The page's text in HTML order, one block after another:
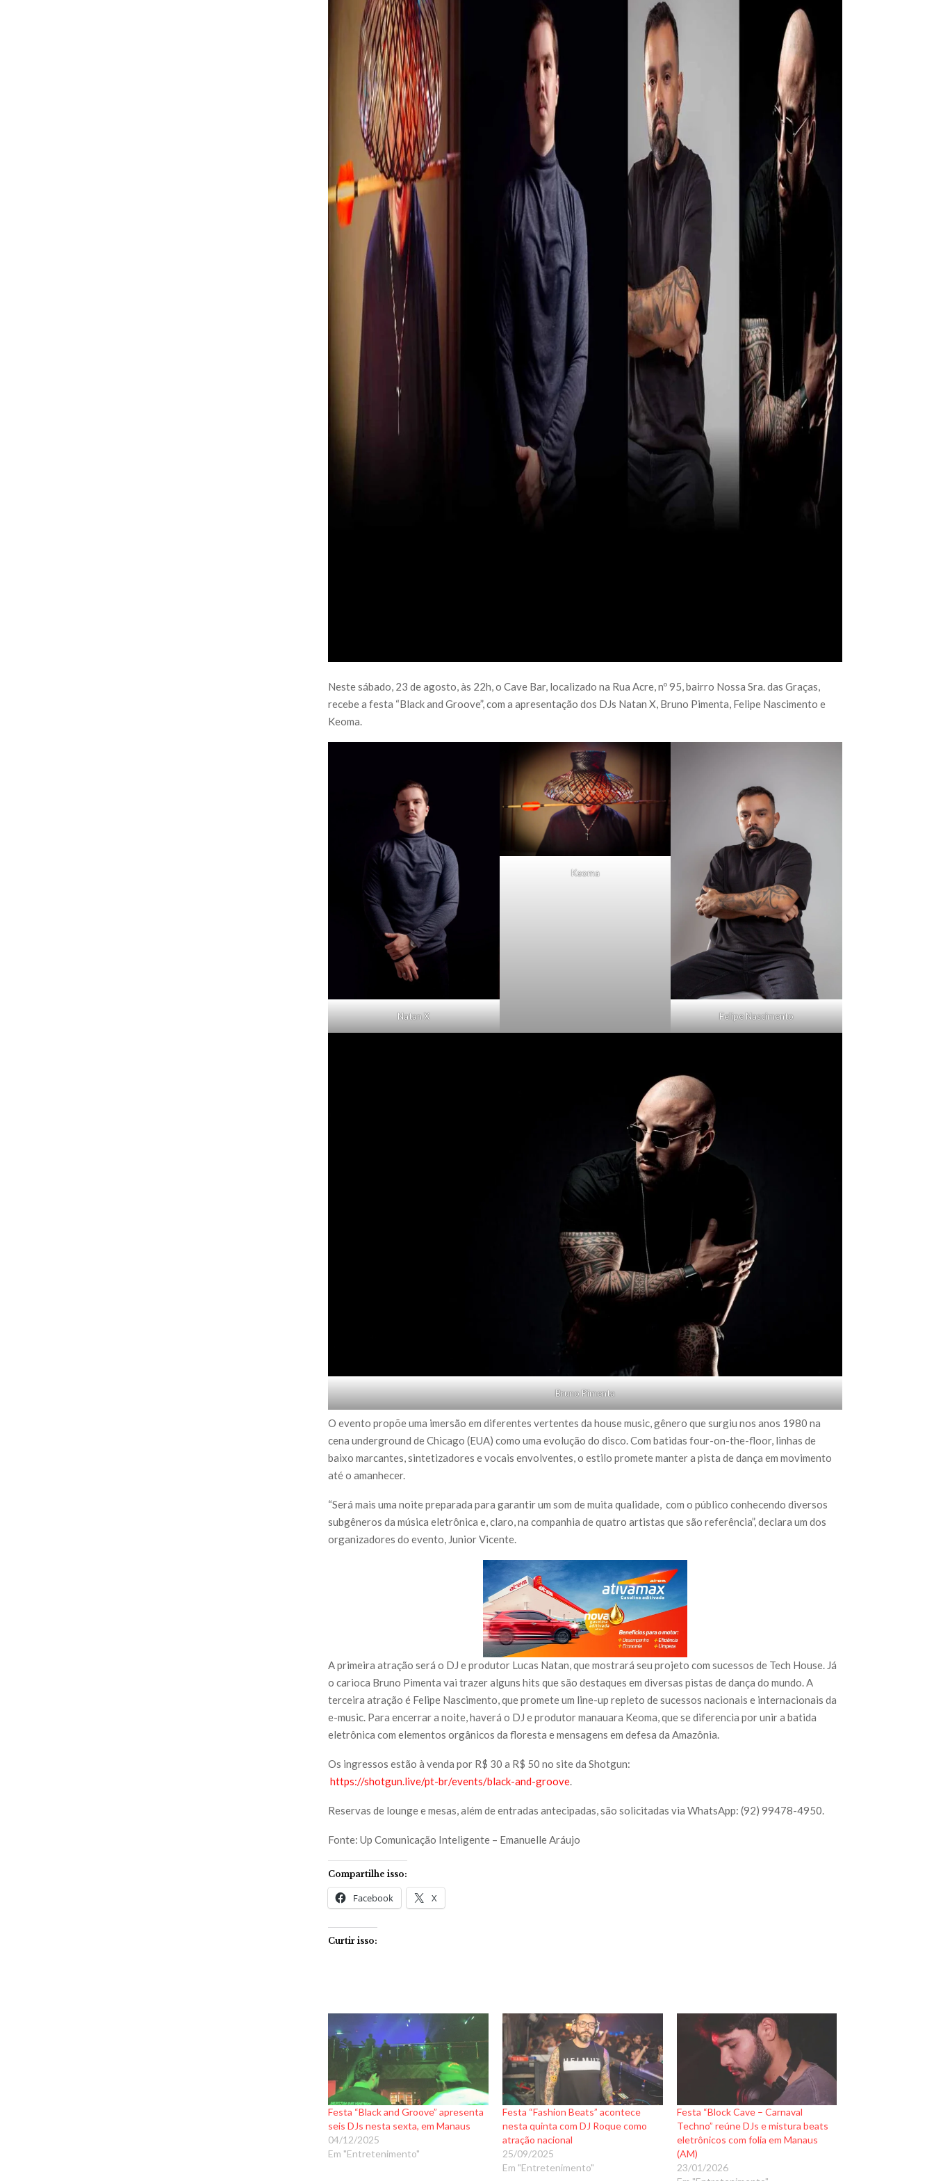
Neste sábado, 23 de agosto, às 22h, o Cave Bar, localizado na Rua Acre, nº 95, bairro Nossa Sra. das Graças,
recebe a festa “Black and Groove”, com a apresentação dos DJs Natan X, Bruno Pimenta, Felipe Nascimento e
Keoma.
Natan X
Keoma
Felipe Nascimento
Bruno Pimenta
O evento propõe uma imersão em diferentes vertentes da house music, gênero que surgiu nos anos 1980 na
cena underground de Chicago (EUA) como uma evolução do disco. Com batidas four-on-the-floor, linhas de
baixo marcantes, sintetizadores e vocais envolventes, o estilo promete manter a pista de dança em movimento
até o amanhecer.
“Será mais uma noite preparada para garantir um som de muita qualidade, com o público conhecendo diversos
subgêneros da música eletrônica e, claro, na companhia de quatro artistas que são referência”, declara um dos
organizadores do evento, Junior Vicente.
A primeira atração será o DJ e produtor Lucas Natan, que mostrará seu projeto com sucessos de Tech House. Já
o carioca Bruno Pimenta vai trazer alguns hits que são destaques em diversas pistas de dança do mundo. A
terceira atração é Felipe Nascimento, que promete um line-up repleto de sucessos nacionais e internacionais da
e-music. Para encerrar a noite, haverá o DJ e produtor manauara Keoma, que se diferencia por unir a batida
eletrônica com elementos orgânicos da floresta e mensagens em defesa da Amazônia.
Os ingressos estão à venda por R$ 30 a R$ 50 no site da Shotgun:
https://shotgun.live/pt-br/events/black-and-groove.
Reservas de lounge e mesas, além de entradas antecipadas, são solicitadas via WhatsApp: (92) 99478-4950.
Fonte: Up Comunicação Inteligente – Emanuelle Aráujo
Compartilhe isso:
Facebook X
Curtir isso:
Festa “Black and Groove” apresenta
seis DJs nesta sexta, em Manaus
04/12/2025
Em "Entretenimento"
Festa “Fashion Beats” acontece
nesta quinta com DJ Roque como
atração nacional
25/09/2025
Em "Entretenimento"
Festa “Block Cave – Carnaval
Techno” reúne DJs e mistura beats
eletrônicos com folia em Manaus
(AM)
23/01/2026